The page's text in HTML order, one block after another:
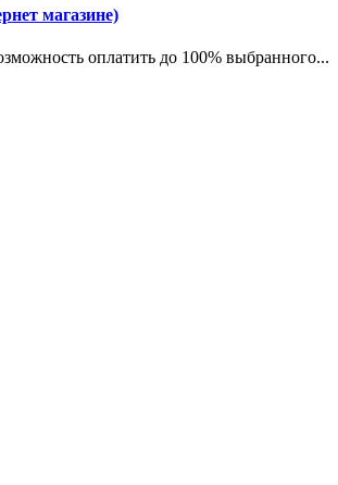
магазине)
оплатить до 100% выбранного...